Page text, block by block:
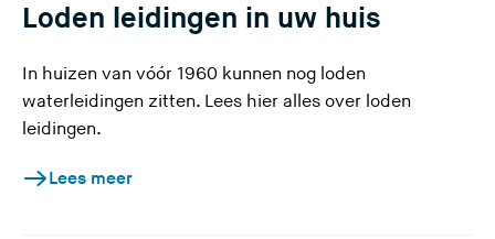
Loden leidingen in uw huis
In huizen van vóór 1960 kunnen nog loden
waterleidingen zitten. Lees hier alles over loden
leidingen.
Lees meer